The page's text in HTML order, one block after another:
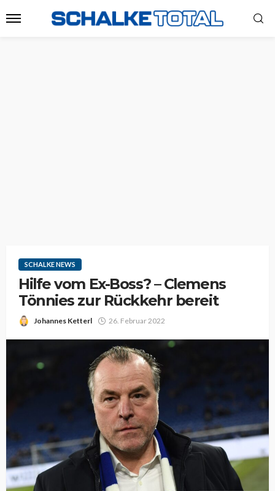
SCHALKE NEWS
Hilfe vom Ex-Boss? – Clemens
Tönnies zur Rückkehr bereit
Johannes Ketterl 26. Februar 2022